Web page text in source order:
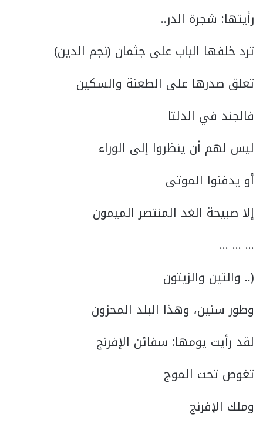
رأيتها: شجرة الدر..
ترد خلفها الباب على جثمان (نجم الدين)
تعلق صدرها على الطعنة والسكين
فالجند في الدلتا
ليس لهم أن ينظروا إلى الوراء
أو يدفنوا الموتى
إلا صبيحة الغد المنتصر الميمون
… … …
(.. والتين والزيتون
وطور سنين، وهذا البلد المحزون
لقد رأيت يومها: سفائن الإفرنج
تغوص تحت الموج
وملك الإفرنج